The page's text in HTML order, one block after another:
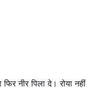
नीर पिला दे। रोया नहीं